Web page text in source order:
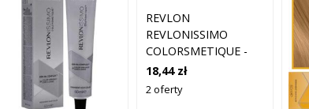
REVLON
REVLONISSIMO
COLORSMETIQUE -
KREMOWA FARBA DO
WŁOSÓW, 60ML 7,34
| ŚREDNI ZŁOTY
18,44 zł
2 oferty